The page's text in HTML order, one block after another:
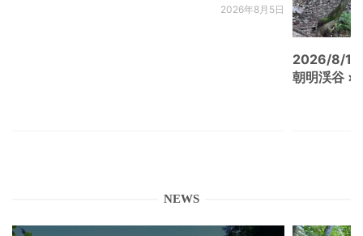
2026年8月5日
2026/8/
朝明渓谷 ×
NEWS